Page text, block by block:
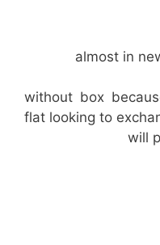
almost in
without box
flat looking to
will